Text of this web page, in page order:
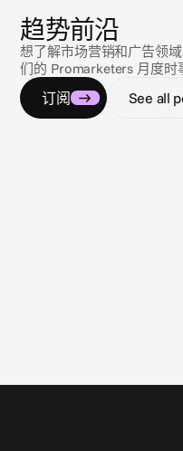
新闻
趋势前沿
想了解市场营销和广告领
们的 Promarketers 月度时
订阅 See all